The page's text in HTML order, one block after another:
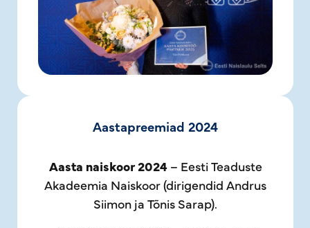
Aastapreemiad 2024
Aasta naiskoor 2024– Eesti Teaduste
Akadeemia Naiskoor (dirigendid Andrus
Siimon ja Tõnis Sarap).